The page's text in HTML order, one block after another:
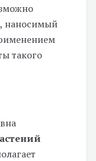
наносимый
такого